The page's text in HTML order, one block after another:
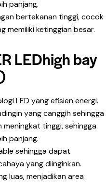
panjang.
bertekanan tinggi, cocok
memiliki ketinggian besar.
LEDhigh bay
LED yang efisien energi.
yang canggih sehingga
tinggi, sehingga
panjang.
sehingga dapat
yang diinginkan.
luas, menjadikan area